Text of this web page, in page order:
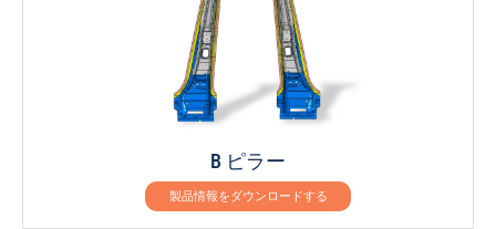
B ピラー
製品情報をダウンロードする